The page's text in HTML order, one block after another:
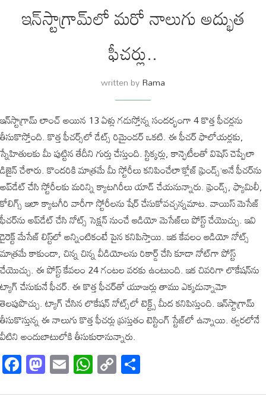
ఇన్‌స్టాగ్రామ్‌లో మరో నాలుగు అద్భుత
ఫీచర్లు..
written byRama
ఇన్‌స్టాగ్రామ్‌ లాంచ్‌ అయిన 13 ఏళ్లు గడుస్తోన్న సందర్భంగా 4 కొత్త ఫీచర్లను
తీసుకొస్తోంది. కొత్త ఫీచర్స్‌లో డేట్స్‌ రిమైండర్‌ ఒకటి. ఈ ఫీచర్‌ ఫాలోయర్లకు,
స్నేహితులకు మీ పుట్టిన తేదీని గుర్తు చేస్తుంది. స్టిక్కర్లు, కాన్ఫెటీలతో విషెస్‌ చెప్పేలా
డిజైన్‌ చేశారు. కొందరికి మాత్రమే మీ స్టోరీలు కనిపించేలా‘క్లోజ్‌ ఫ్రెండ్స్‌’అనే ఫీచర్‌ను
అప్‌డేట్‌ చేసి స్టోరీలకు మరిన్ని క్యాటగిరీలు యాడ్ చేయనున్నారు. ఫ్రెండ్స్‌, ఫ్యామిలీ,
కోలిగ్స్‌ ఇలా క్యాటగీరి వారీగా స్టోరీలను షేర్ చేసుకోవచ్చన్నమాట. వాయిస్‌ మెసేజ్‌
ఫీచర్‌ను అప్‌డేట్‌ చేసి నోట్స్‌ సెక్షన్‌ నుంచే ఆడియో మెసేజ్‌లు పోస్ట్ చేయొచ్చు. ఇవి
డైరెక్ట్ మేసేజ్‌ లిస్ట్‌లో అన్నింటికంటే పైన కనిపిస్తాయి. ఇక కేవలం ఆడియో నోట్స్‌
మాత్రమే కాకుండా, చిన్న చిన్న వీడియోలను రికార్డ్‌ చేసి కూడా నోట్‌గా పోస్ట్
చేయొచ్చు. ఈ పోస్ట్ కేవలం 24 గంటల వరకు ఉంటుంది. ఇక చివరిగా లొకేషన్‌ను
ట్యాగ్‌ చేసుకునే ఫీచర్. ఈ కొత్త ఫీచర్‌తో యూజర్లు తాము ఎక్కడున్నామో
తెలపుపొచ్చు. ట్యాగ్‌ చేసిన లొకేషన్‌ నోట్స్‌లో టెక్ట్స్‌ మీద కనిపిస్తుంది. ఇన్‌స్టాగ్రామ్‌
తీసుకొస్తున్న ఈ నాలుగు కొత్త ఫీచర్లు ప్రస్తుతం టెస్టింగ్‌ స్టేజ్‌లో ఉన్నాయి. త్వరలోనే
వీటిని అందుబాటులోకి తీసుకురానున్నారు.
Facebook
Mastodon
EmailWhatsApp
Copy
Link